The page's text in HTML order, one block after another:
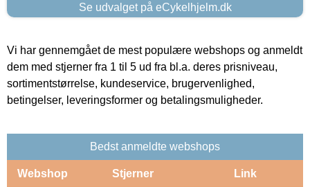
Se udvalget på eCykelhjelm.dk
Vi har gennemgået de mest populære webshops og anmeldt
dem med stjerner fra 1 til 5 ud fra bl.a. deres prisniveau,
sortimentstørrelse, kundeservice, brugervenlighed,
betingelser, leveringsformer og betalingsmuligheder.
Bedst anmeldte webshops
Webshop Stjerner Link